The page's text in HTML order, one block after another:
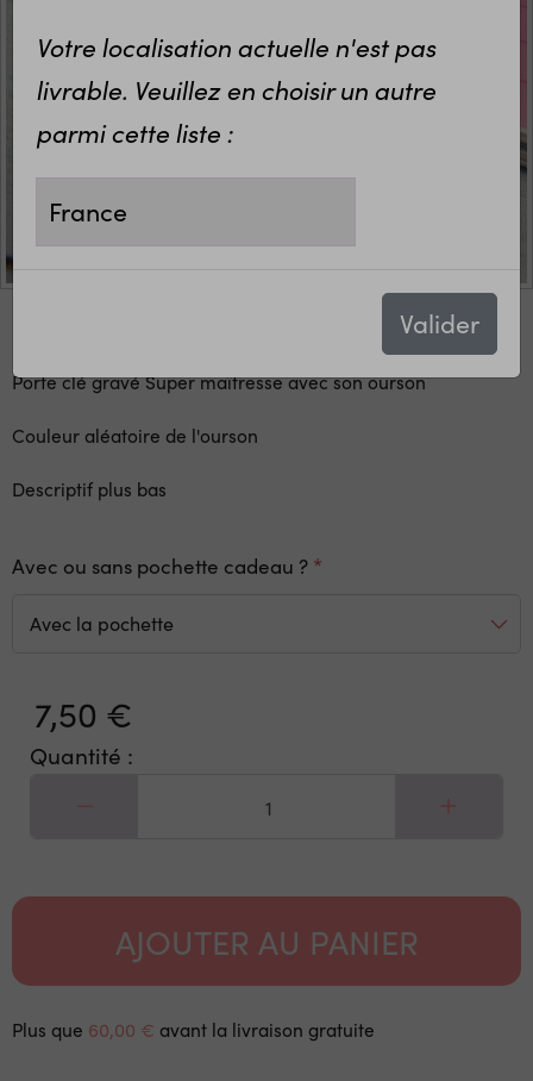
Votre localisation actuelle n'est pas
livrable. Veuillez en choisir un autre
parmi cette liste :
Valider
Porte clé gravé Super maîtresse avec son ourson
Couleur aléatoire de l'ourson
Descriptif plus bas
Avec ou sans pochette cadeau ?
7,50 €
Quantité :
AJOUTER AU PANIER
Plus que 60,00 € avant la livraison gratuite